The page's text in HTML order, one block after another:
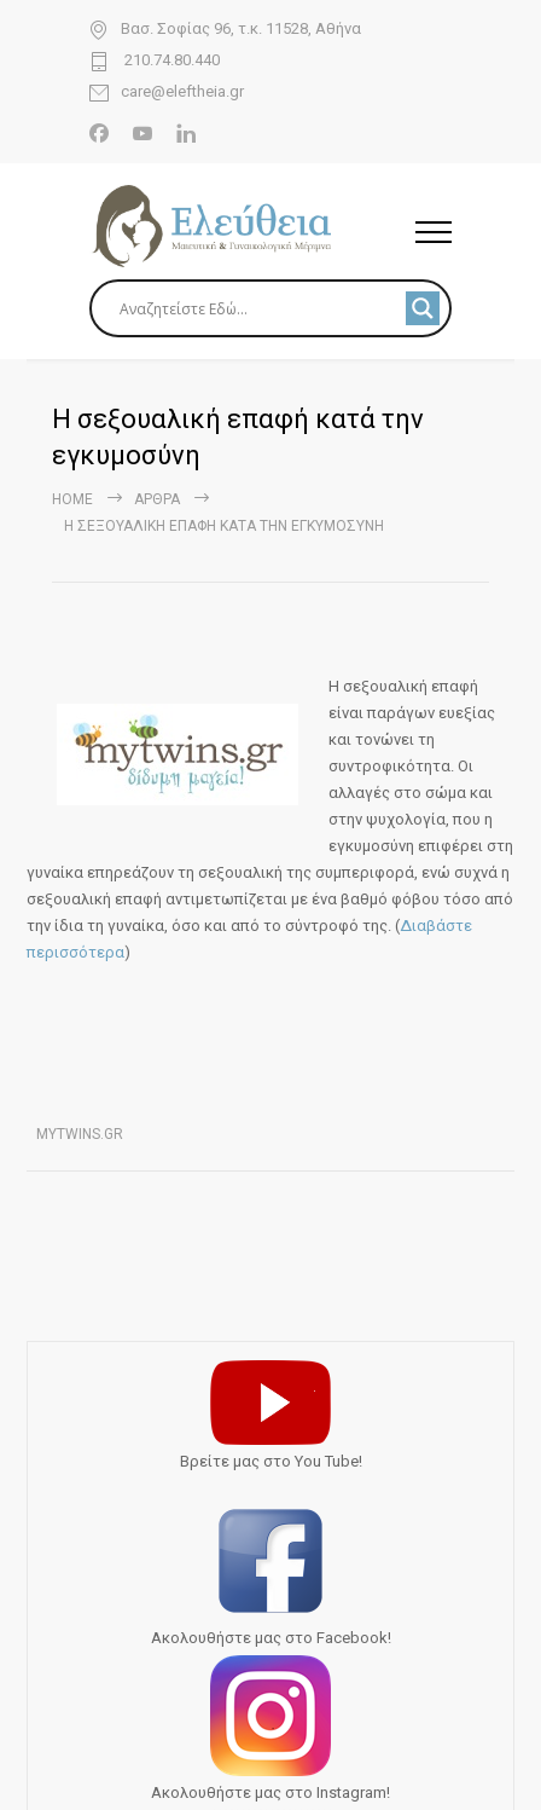
Βασ. Σοφίας 96, τ.κ. 11528, Αθήνα
210.74.80.440
care@eleftheia.gr
Η σεξουαλική επαφή κατά την
εγκυμοσύνη
HOME
ΆΡΘΡΑ
Η ΣΕΞΟΥΑΛΙΚΉ ΕΠΑΦΉ ΚΑΤΆ ΤΗΝ ΕΓΚΥΜΟΣΎΝΗ
Η σεξουαλική επαφή
είναι παράγων ευεξίας
και τονώνει τη
συντροφικότητα. Οι
αλλαγές στο σώμα και
στην ψυχολογία, που η
εγκυμοσύνη επιφέρει στη
γυναίκα επηρεάζουν τη σεξουαλική της συμπεριφορά, ενώ συχνά η
σεξουαλική επαφή αντιμετωπίζεται με ένα βαθμό φόβου τόσο από
την ίδια τη γυναίκα, όσο και από το σύντροφό της. (Διαβάστε
περισσότερα)
MYTWINS.GR
Bρείτε μας στο You Tube!
Ακολουθήστε μας στο Facebook!
Ακολουθήστε μας στο Instagram!